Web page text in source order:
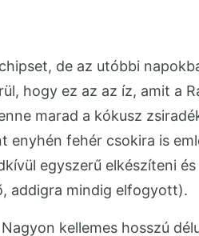
de az utóbbi
hogy ez az az íz, amit a
marad a kókusz
enyhén fehér csokira is
egyszerű elkészíteni
addigra mindig elfogyott).
kellemes hosszú